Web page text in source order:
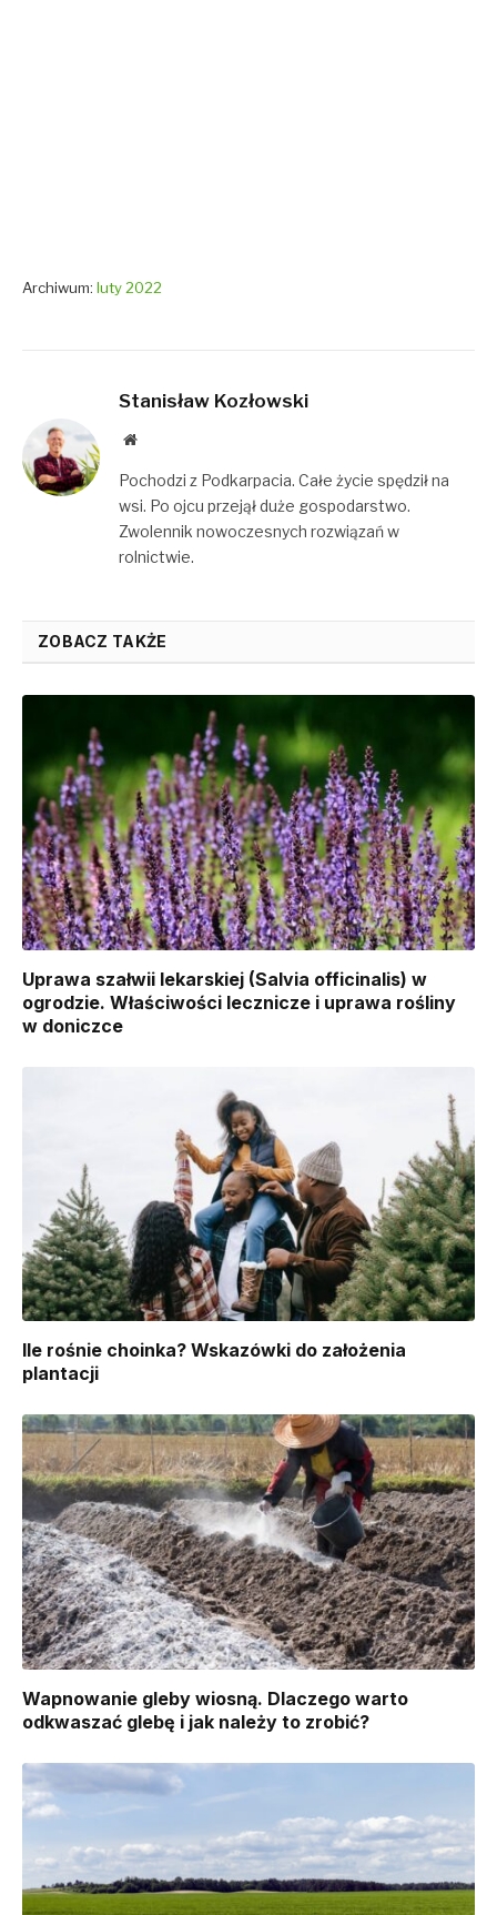
Archiwum: luty 2022
Stanisław Kozłowski
Website
Pochodzi z Podkarpacia. Całe życie spędził na
wsi. Po ojcu przejął duże gospodarstwo.
Zwolennik nowoczesnych rozwiązań w
rolnictwie.
ZOBACZ TAKŻE
Uprawa szałwii lekarskiej (Salvia officinalis) w
ogrodzie. Właściwości lecznicze i uprawa rośliny
w doniczce
Ile rośnie choinka? Wskazówki do założenia
plantacji
Wapnowanie gleby wiosną. Dlaczego warto
odkwaszać glebę i jak należy to zrobić?